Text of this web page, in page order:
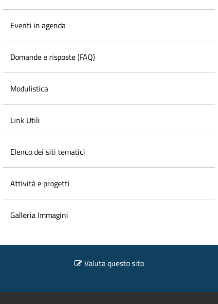
Eventi in agenda
Domande e risposte (FAQ)
Modulistica
Link Utili
Elenco dei siti tematici
Attività e progetti
Galleria Immagini
Valuta questo sito